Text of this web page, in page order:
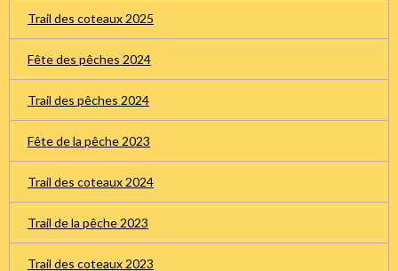
Trail des coteaux 2025
Fête des pêches 2024
Trail des pêches 2024
Fête de la pêche 2023
Trail des coteaux 2024
Trail de la pêche 2023
Trail des coteaux 2023